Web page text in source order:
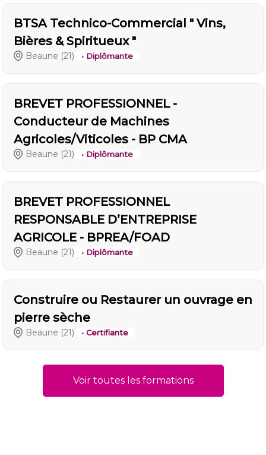
BTSA Technico-Commercial " Vins,
Bières & Spiritueux "
Beaune (21) • Diplômante
BREVET PROFESSIONNEL -
Conducteur de Machines
Agricoles/Viticoles - BP CMA
Beaune (21) • Diplômante
BREVET PROFESSIONNEL
RESPONSABLE D’ENTREPRISE
AGRICOLE - BPREA/FOAD
Beaune (21) • Diplômante
Construire ou Restaurer un ouvrage en
pierre sèche
Beaune (21) • Certifiante
Voir toutes les formations